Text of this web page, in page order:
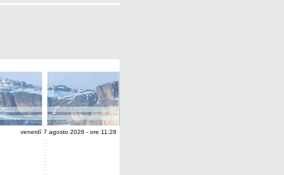
venerdì 7 agosto 2026 - ore 11:28